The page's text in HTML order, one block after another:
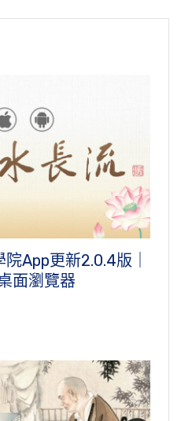
App更新2.0.4版｜
面瀏覽器